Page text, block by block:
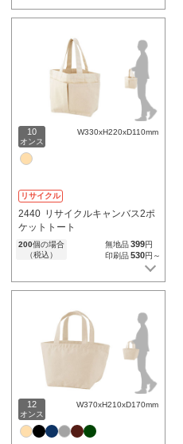
10
オンス
W330xH220xD110mm
リサイクル
2440 リサイクルキャンバス2ポ
ケットトート
200個の場合
（税込）
無地品399円
印刷品530円～
12
オンス
W370xH210xD170mm